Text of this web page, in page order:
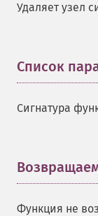
Удаляет узел
Список
Сигнатура
Функция не